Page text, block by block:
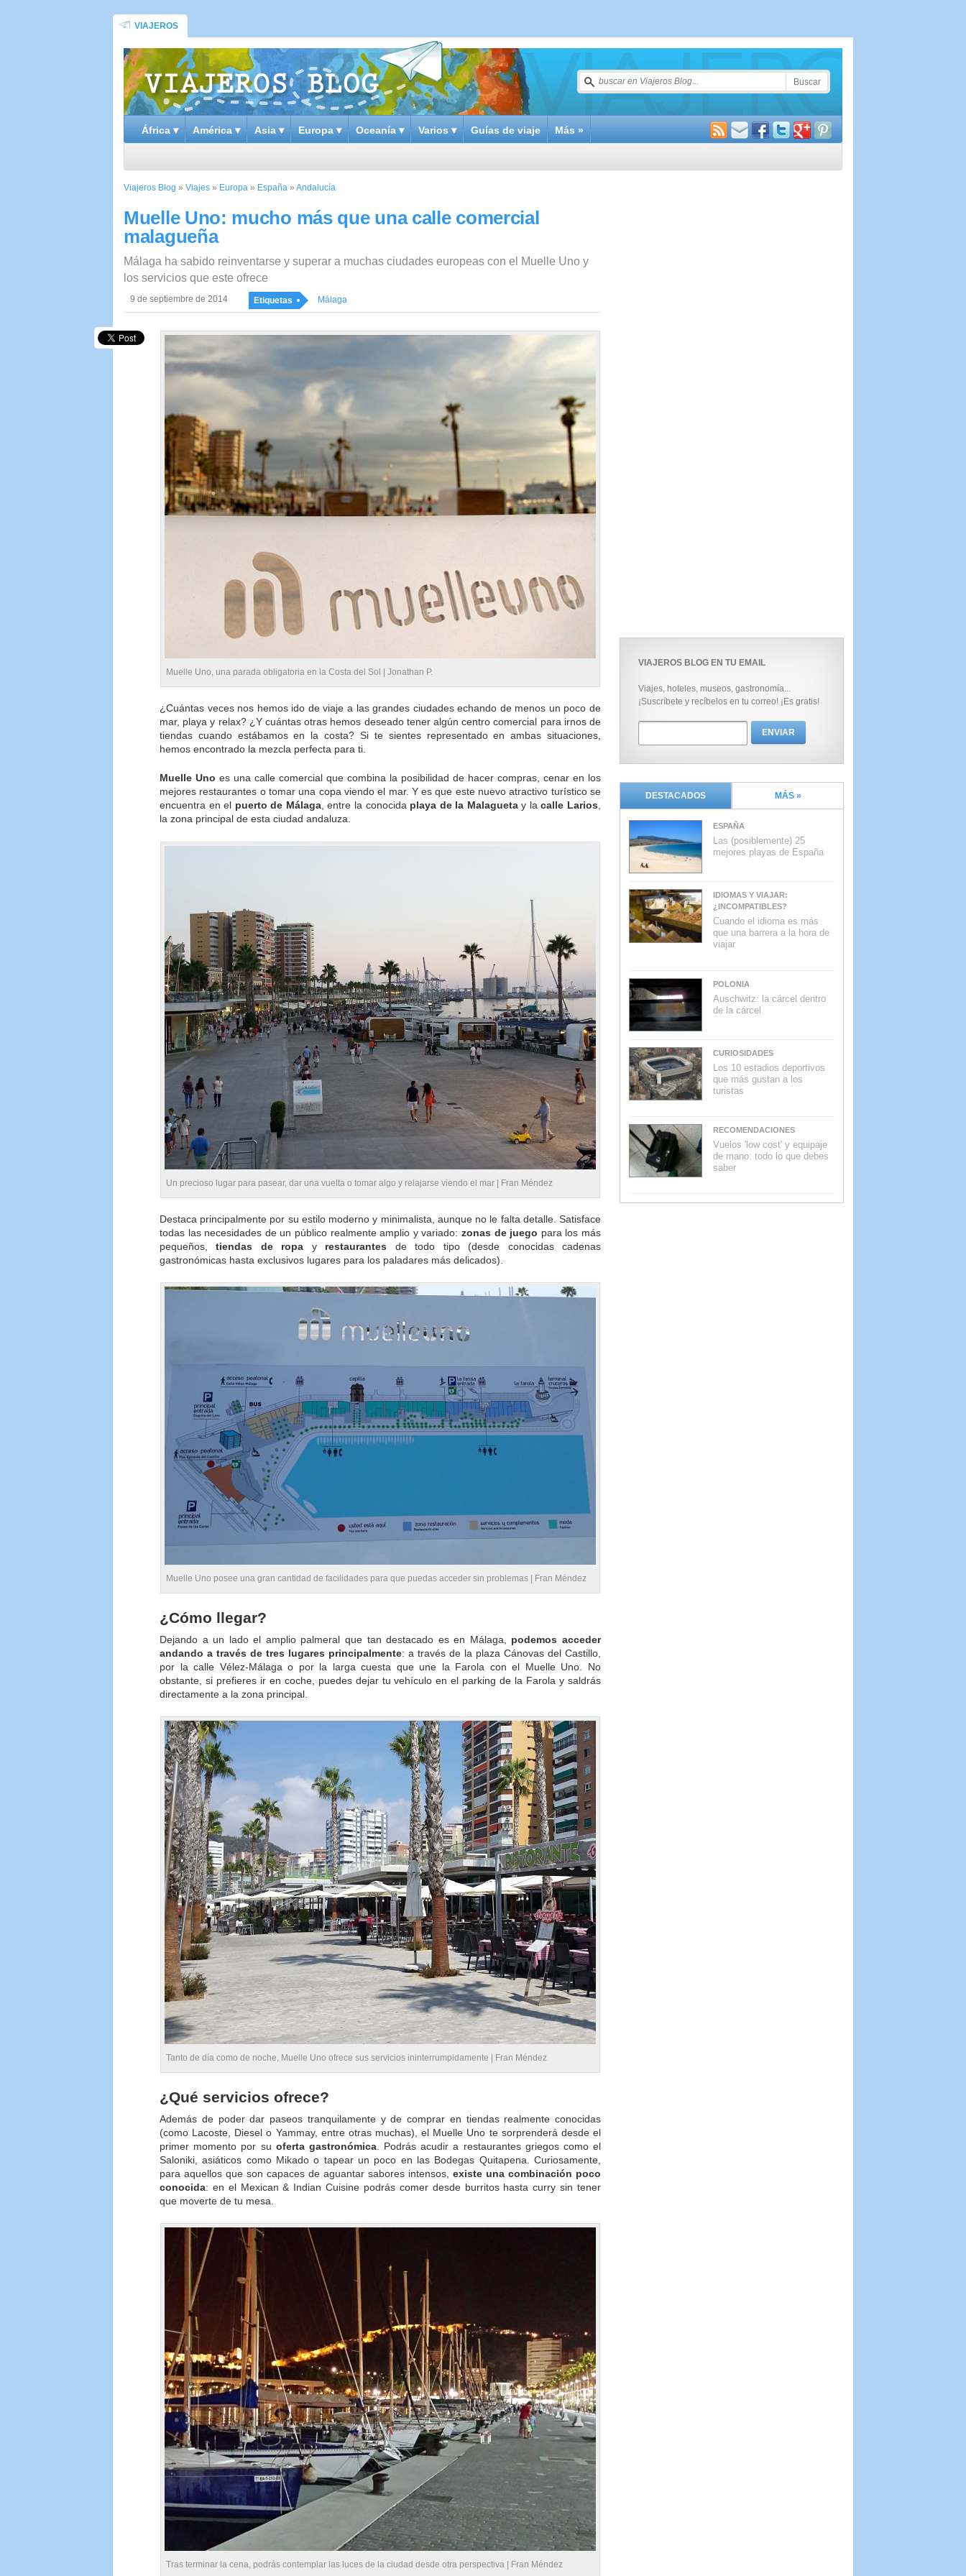
VIAJEROS
África ▾ América ▾ Asia ▾ Europa ▾ Oceanía ▾ Varios ▾ Guías de viaje Más »
Viajeros Blog » Viajes » Europa » España » Andalucía
Muelle Uno: mucho más que una calle comercial
malagueña
Málaga ha sabido reinventarse y superar a muchas ciudades europeas con el Muelle Uno y
los servicios que este ofrece
9 de septiembre de 2014 Etiquetas Málaga
Muelle Uno, una parada obligatoria en la Costa del Sol | Jonathan P.
¿Cuántas veces nos hemos ido de viaje a las grandes ciudades echando de menos un poco de
mar, playa y relax? ¿Y cuántas otras hemos deseado tener algún centro comercial para irnos de
tiendas cuando estábamos en la costa? Si te sientes representado en ambas situaciones,
hemos encontrado la mezcla perfecta para ti.
Muelle Uno es una calle comercial que combina la posibilidad de hacer compras, cenar en los
mejores restaurantes o tomar una copa viendo el mar. Y es que este nuevo atractivo turístico se
encuentra en el puerto de Málaga, entre la conocida playa de la Malaguetay lacalle Larios,
la zona principal de esta ciudad andaluza.
Un precioso lugar para pasear, dar una vuelta o tomar algo y relajarse viendo el mar | Fran Méndez
Destaca principalmente por su estilo moderno y minimalista, aunque no le falta detalle. Satisface
todas las necesidades de un público realmente amplio y variado: zonas de juego para los más
pequeños,tiendas de ropa y restaurantes de todo tipo (desde conocidas cadenas
gastronómicas hasta exclusivos lugares para los paladares más delicados).
Muelle Uno posee una gran cantidad de facilidades para que puedas acceder sin problemas | Fran Méndez
¿Cómo llegar?
Dejando a un lado el amplio palmeral que tan destacado es en Málaga, podemos acceder
andando a través de tres lugares principalmente: a través de la plaza Cánovas del Castillo,
por la calle Vélez-Málaga o por la larga cuesta que une la Farola con el Muelle Uno. No
obstante, si prefieres ir en coche, puedes dejar tu vehículo en el parking de la Farola y saldrás
directamente a la zona principal.
Tanto de día como de noche, Muelle Uno ofrece sus servicios ininterrumpidamente | Fran Méndez
¿Qué servicios ofrece?
Además de poder dar paseos tranquilamente y de comprar en tiendas realmente conocidas
(como Lacoste, Diesel o Yammay, entre otras muchas), el Muelle Uno te sorprenderá desde el
primer momento por su oferta gastronómica. Podrás acudir a restaurantes griegos como el
Saloniki, asiáticos como Mikado o tapear un poco en las Bodegas Quitapena. Curiosamente,
para aquellos que son capaces de aguantar sabores intensos, existe una combinación poco
conocida: en el Mexican & Indian Cuisine podrás comer desde burritos hasta curry sin tener
que moverte de tu mesa.
Tras terminar la cena, podrás contemplar las luces de la ciudad desde otra perspectiva | Fran Méndez
VIAJEROS BLOG EN TU EMAIL
Viajes, hoteles, museos, gastronomía...
¡Suscríbete y recíbelos en tu correo! ¡Es gratis!
DESTACADOS MÁS »
ESPAÑA
Las (posiblemente) 25
mejores playas de España
IDIOMAS Y VIAJAR:
¿INCOMPATIBLES?
Cuando el idioma es más
que una barrera a la hora de
viajar
POLONIA
Auschwitz: la cárcel dentro
de la cárcel
CURIOSIDADES
Los 10 estadios deportivos
que más gustan a los
turistas
RECOMENDACIONES
Vuelos 'low cost' y equipaje
de mano: todo lo que debes
saber